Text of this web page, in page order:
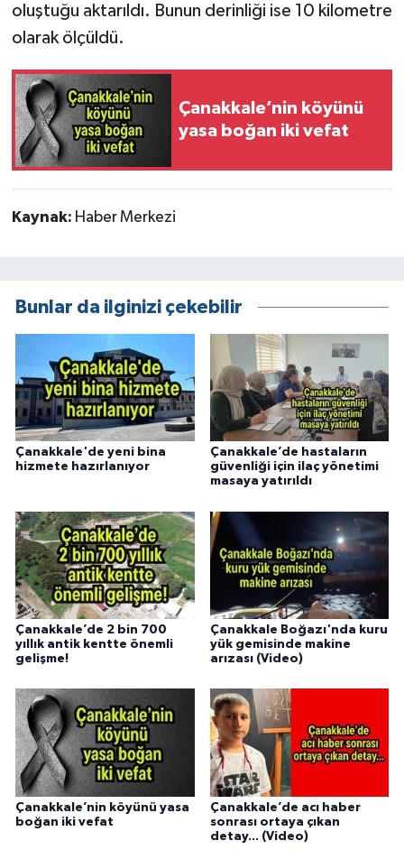
oluştuğu aktarıldı. Bunun derinliği ise 10 kilometre
olarak ölçüldü.
Çanakkale’nin köyünü
yasa boğan iki vefat
Kaynak: Haber Merkezi
Bunlar da ilginizi çekebilir
Çanakkale'de yeni bina
hizmete hazırlanıyor
Çanakkale’de hastaların
güvenliği için ilaç yönetimi
masaya yatırıldı
Çanakkale’de 2 bin 700
yıllık antik kentte önemli
gelişme!
Çanakkale Boğazı'nda kuru
yük gemisinde makine
arızası (Video)
Çanakkale’nin köyünü yasa
boğan iki vefat
Çanakkale’de acı haber
sonrası ortaya çıkan
detay... (Video)